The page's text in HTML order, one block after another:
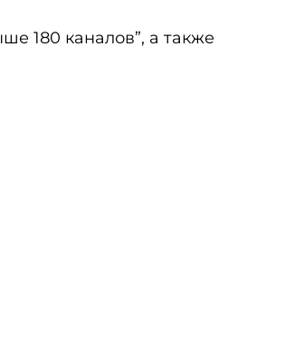
180 каналов”, а также